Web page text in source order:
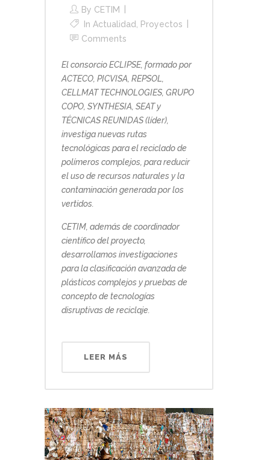
By CETIM
In Actualidad
Proyectos
Comments
El consorcio ECLIPSE, formado por
ACTECO, PICVISA, REPSOL,
CELLMAT TECHNOLOGIES, GRUPO
COPO, SYNTHESIA, SEAT y
TÉCNICAS REUNIDAS (líder),
investiga nuevas rutas
tecnológicas para el reciclado de
polímeros complejos, para reducir
el uso de recursos naturales y la
contaminación generada por los
vertidos.
CETIM, además de coordinador
científico del proyecto,
desarrollamos investigaciones
para la clasificación avanzada de
plásticos complejos y pruebas de
concepto de tecnologías
disruptivas de reciclaje.
LEER MÁS